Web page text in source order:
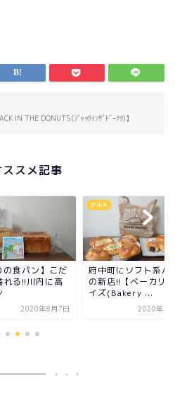
IN THE DONUTS(ｼﾞｬｯｸｲﾝｻﾞﾄﾞｰﾅﾂ)】
スメ記事
の食パン】こだ
れる!!川内に高
2020年8月7日
グルメ
府中町にソフト系パ
の新店!!【ベーカリ
イズ(Bakery ...
2020年7